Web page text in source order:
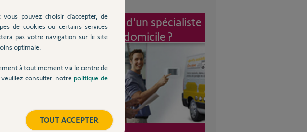
Intervention d'un spécialiste
à mon domicile ?
pouvez choisir d’accepter, de
de cookies ou certains services
pas votre navigation sur le site
optimale.
à tout moment via le centre de
veuillez consulter notre politique de
TOUT ACCEPTER